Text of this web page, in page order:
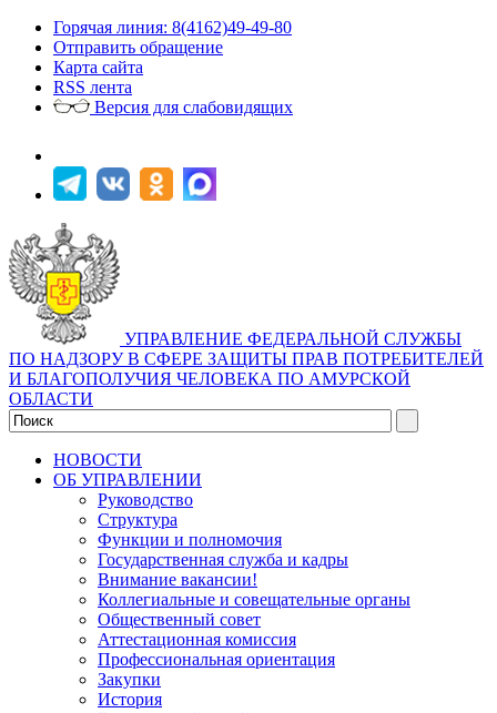
Горячая линия: 8(4162)49-49-80
Отправить обращение
Карта сайта
RSS лента
Версия для слабовидящих
УПРАВЛЕНИЕ ФЕДЕРАЛЬНОЙ СЛУЖБЫ
ПО НАДЗОРУ В СФЕРЕ ЗАЩИТЫ ПРАВ ПОТРЕБИТЕЛЕЙ
И БЛАГОПОЛУЧИЯ ЧЕЛОВЕКА ПО АМУРСКОЙ
ОБЛАСТИ
НОВОСТИ
ОБ УПРАВЛЕНИИ
Руководство
Структура
Функции и полномочия
Государственная служба и кадры
Внимание вакансии!
Коллегиальные и совещательные органы
Общественный совет
Аттестационная комиссия
Профессиональная ориентация
Закупки
История